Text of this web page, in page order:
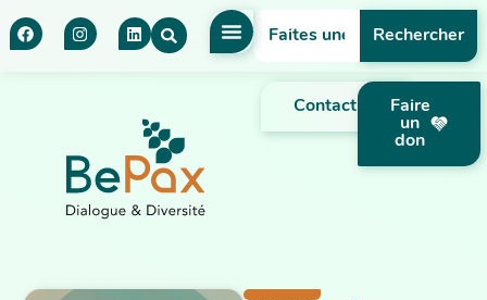
Contact
Faire
un
don
Rechercher